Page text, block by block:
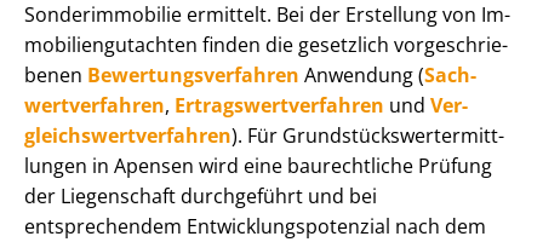
Sonderimmobilie ermittelt. Bei der Erstellung von Im­
mo­bi­li­en­gut­ach­ten finden die gesetzlich vor­ge­schrie­
be­nen Be­wer­tungs­ver­fah­ren Anwendung (Sach­
wert­ver­fah­ren, Er­trags­wert­ver­fah­ren und Ver­
gleichs­wert­ver­fah­ren). Für Grund­stücks­wert­ermitt­
lun­gen in Apensen wird eine baurechtliche Prüfung
der Liegenschaft durchgeführt und bei
entsprechendem Ent­wick­lungs­po­ten­zi­al nach dem